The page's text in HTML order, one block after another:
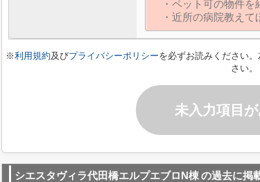
※利用規約及びプライバシーポリシーを必ずお読みください
さい。
未入力項目
シエスタヴィラ代田橋エルプエブロN棟の過去に掲